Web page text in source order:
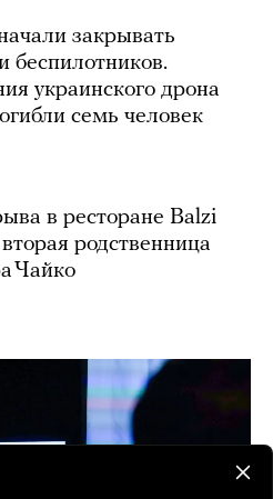
закрывать
беспилотников.
украинского дрона
семь человек
в ресторане Balzi
родственница
Чайко